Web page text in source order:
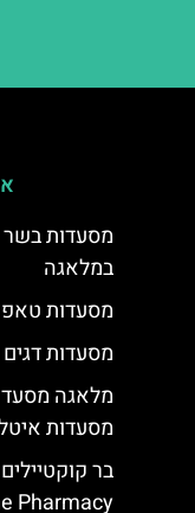
מסעדות בשר
במלאגה
מסעדות
מסעדות
מלאגה
מסעדות
בר
Pharmacy”